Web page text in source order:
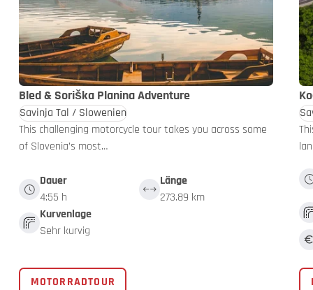
Bled & Soriška Planina Adventure
Savinja Tal / Slowenien
This challenging motorcycle tour takes you across some
of Slovenia’s most…
Dauer
4:55 h
Länge
273.89 km
Kurvenlage
Sehr kurvig
MOTORRADTOUR